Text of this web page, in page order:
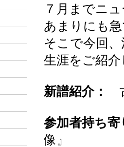
７月までニ
あまりにも
そこで今回
生涯をご紹
新譜紹介：
参加者持ち寄
像』